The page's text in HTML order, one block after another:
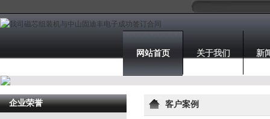
网站首页 关于我们 新
企业荣誉 客户案例